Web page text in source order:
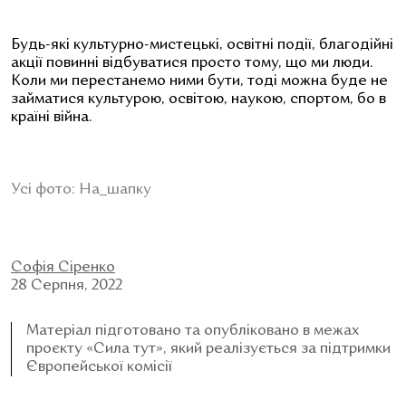
Будь-які культурно-мистецькі, освітні події, благодійні
акції повинні відбуватися просто тому, що ми люди.
Коли ми перестанемо ними бути, тоді можна буде не
займатися культурою, освітою, наукою, спортом, бо в
країні війна.
Усі фото: На_шапку
Софія Сіренко
28 Серпня, 2022
Матеріал підготовано та опубліковано в межах
проєкту «Сила тут», який реалізується за підтримки
Європейської комісії